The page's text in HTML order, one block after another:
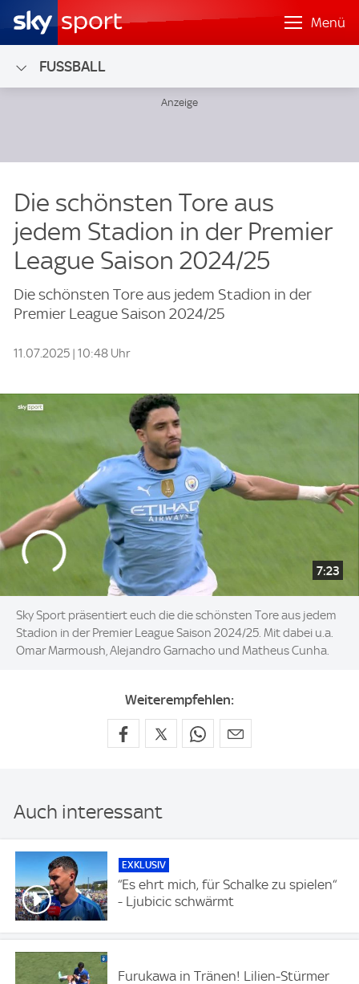
Menü
FUSSBALL
Die schönsten Tore aus
jedem Stadion in der Premier
League Saison 2024/25
Die schönsten Tore aus jedem Stadion in der
Premier League Saison 2024/25
11.07.2025 | 10:48 Uhr
7:23
Sky Sport präsentiert euch die die schönsten Tore aus jedem
Stadion in der Premier League Saison 2024/25. Mit dabei u.a.
Omar Marmoush, Alejandro Garnacho und Matheus Cunha.
Weiterempfehlen:
Auch interessant
EXKLUSIV
“Es ehrt mich, für Schalke zu spielen“
- Ljubicic schwärmt
Furukawa in Tränen! Lilien-Stürmer